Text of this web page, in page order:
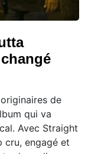
de
qui va
Avec Straight
cru, engagé et